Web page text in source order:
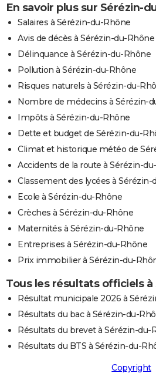
En savoir plus sur Sérézin-
Salaires à Sérézin-du-Rhône
Avis de décès à Sérézin-du-Rhône
Délinquance à Sérézin-du-Rhône
Pollution à Sérézin-du-Rhône
Risques naturels à Sérézin-du-
Nombre de médecins à Sérézin-
Impôts à Sérézin-du-Rhône
Dette et budget de Sérézin-du-
Climat et historique météo de
Accidents de la route à Sérézin-
Classement des lycées à Sérézin-
Ecole à Sérézin-du-Rhône
Crèches à Sérézin-du-Rhône
Maternités à Sérézin-du-Rhône
Entreprises à Sérézin-du-Rhône
Prix immobilier à Sérézin-du-
Tous les résultats officiels
Résultat municipale 2026 à
Résultats du bac à Sérézin-du-
Résultats du brevet à Sérézin-du-
Résultats du BTS à Sérézin-du-
Copyright